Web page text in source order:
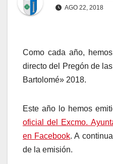
AGO 22, 2018
Como cada año,
directo del Pregón de
Bartolomé» 2018.
Este año lo hemos
oficial del Excmo.
en Facebook. A
de la emisión.